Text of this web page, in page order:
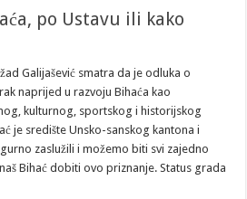
po Ustavu ili kako
Galijašević smatra da je odluka o
naprijed u razvoju Bihaća kao
kulturnog, sportskog i historijskog
je središte Unsko-sanskog kantona i
zaslužili i možemo biti svi zajedno
Bihać dobiti ovo priznanje. Status grada